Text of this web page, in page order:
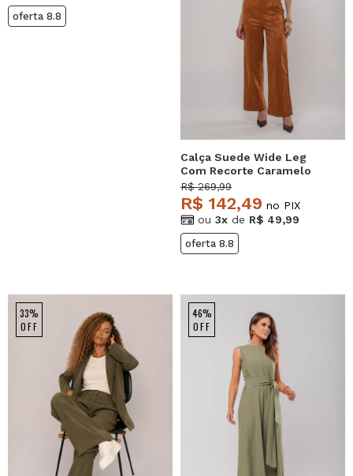
oferta 8.8
Calça Suede Wide Leg
Com Recorte Caramelo
Salvatore
R$ 269,99
R$ 142,49 no PIX
ou 3x de R$ 49,99
oferta 8.8
33%
OFF
46%
OFF